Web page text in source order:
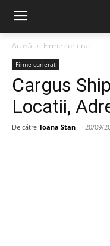
Acasă Firme curierat
Firme curierat
Cargus
Locatii,
De către Ioana Stan - 20/09/